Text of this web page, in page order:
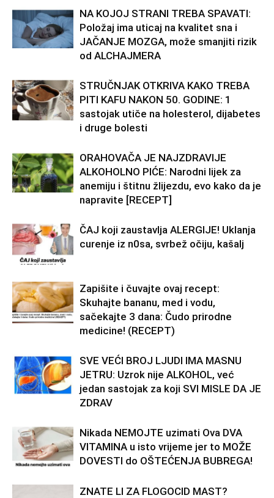
NA KOJOJ STRANI TREBA SPAVATI:
Položaj ima uticaj na kvalitet sna i
JAČANJE MOZGA, može smanjiti rizik
od ALCHAJMERA
STRUČNJAK OTKRIVA KAKO TREBA
PITI KAFU NAKON 50. GODINE: 1
sastojak utiče na holesterol, dijabetes
i druge bolesti
ORAHOVAČA JE NAJZDRAVIJE
ALKOHOLNO PIĆE: Narodni lijek za
anemiju i štitnu žlijezdu, evo kako da je
napravite [RECEPT]
ČAJ koji zaustavlja ALERGIJE! Uklanja
curenje iz n0sa, svrbež očiju, kašalj
Zapišite i čuvajte ovaj recept:
Skuhajte bananu, med i vodu,
sačekajte 3 dana: Čudo prirodne
medicine! (RECEPT)
SVE VEĆI BROJ LJUDI IMA MASNU
JETRU: Uzrok nije ALKOHOL, već
jedan sastojak za koji SVI MISLE DA JE
ZDRAV
Nikada NEMOJTE uzimati Ova DVA
VITAMINA u isto vrijeme jer to MOŽE
DOVESTI do OŠTEĆENJA BUBREGA!
ZNATE LI ZA FLOGOCID MAST?